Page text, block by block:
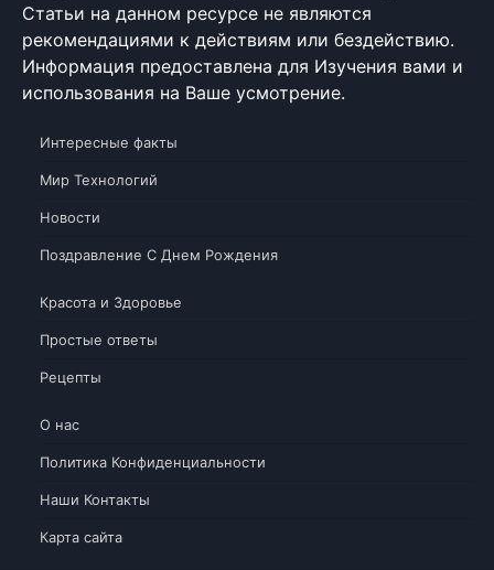
Статьи на данном ресурсе не являются
рекомендациями к действиям или бездействию.
Информация предоставлена для Изучения вами и
использования на Ваше усмотрение.
Интересные факты
Мир Технологий
Новости
Поздравление С Днем Рождения
Красота и Здоровье
Простые ответы
Рецепты
О нас
Политика Конфиденциальности
Наши Контакты
Карта сайта